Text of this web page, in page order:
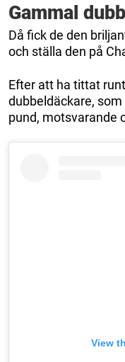
Gammal
Då fick de den
och ställa den på
Efter att ha tittat
dubbeldäckare,
pund, motsvarande
View